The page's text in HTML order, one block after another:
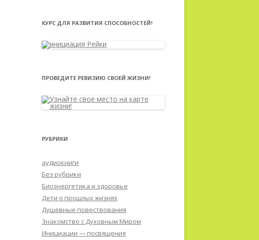
КУРС ДЛЯ РАЗВИТИЯ СПОСОБНОСТЕЙ!
ПРОВЕДИТЕ РЕВИЗИЮ СВОЕЙ ЖИЗНИ!
РУБРИКИ
аудиокниги
Без рубрики
Биоэнергетика и здоровье
Дети о прошлых жизнях
Душевные повествования
Знакомство с Духовным Миром
Инициации — посвящения